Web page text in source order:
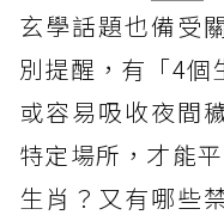
玄學話題也備受
別提醒，有「4個
或容易吸收夜間
特定場所，才能
生肖？又有哪些